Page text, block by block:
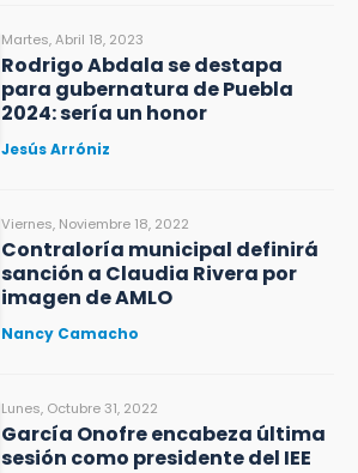
Martes, Abril 18, 2023
Rodrigo Abdala se destapa
para gubernatura de Puebla
2024: sería un honor
Jesús Arróniz
Viernes, Noviembre 18, 2022
Contraloría municipal definirá
sanción a Claudia Rivera por
imagen de AMLO
Nancy Camacho
Lunes, Octubre 31, 2022
García Onofre encabeza última
sesión como presidente del IEE